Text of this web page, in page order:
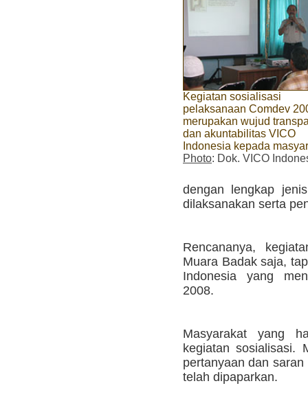
Kegiatan sosialisasi
pelaksanaan Comdev
merupakan wujud
dan akuntabilitas VICO
Indonesia kepada
Photo: Dok. VICO
dengan lengkap
dilaksanakan serta
Rencananya,
Muara Badak saja,
Indonesia yang
2008.
Masyarakat yang
kegiatan sosialisasi.
pertanyaan dan
telah dipaparkan.